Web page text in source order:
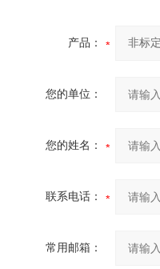
产品：
您的单位：
您的姓名：
联系电话：
常用邮箱：